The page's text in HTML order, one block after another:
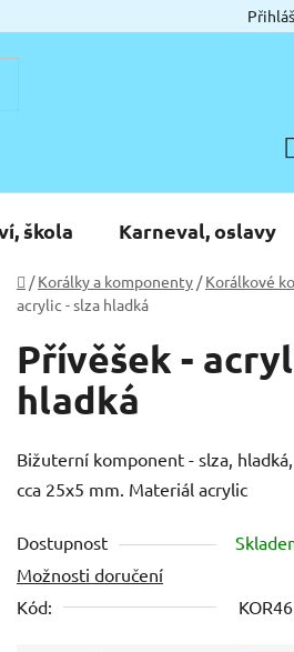
škola Karneval, oslavy
Domů
/ Korálky a komponenty / Korálkové
acrylic - slza hladká
Přívěšek -
hladká
Bižuterní komponent - slza,
cca 25x5 mm. Materiál acrylic
Dostupnost
Možnosti doručení
Kód: